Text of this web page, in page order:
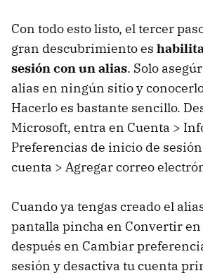
Con todo esto listo, el tercer
gran descubrimiento es
sesión con un alias. Solo
alias en ningún sitio y
Hacerlo es bastante sencillo.
Microsoft, entra en Cuenta >
Preferencias de inicio de
cuenta > Agregar correo
Cuando ya tengas creado el
pantalla pincha en Convertir
después en Cambiar
sesión y desactiva tu cuenta